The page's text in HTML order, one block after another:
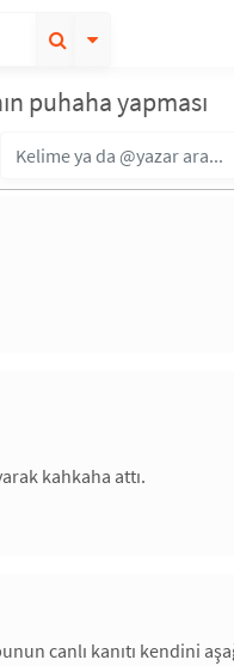
puhaha yapması
kahkaha attı.
canlı kanıtı kendini